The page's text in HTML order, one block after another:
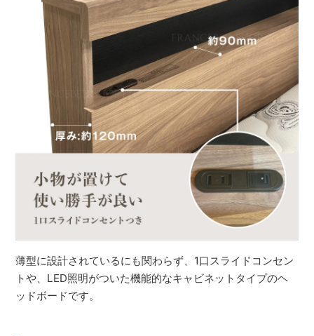
薄型に設計されているにも関わらず、1口スライドコンセン
トや、LED照明がついた機能的なキャビネットタイプのヘ
ッドボードです。